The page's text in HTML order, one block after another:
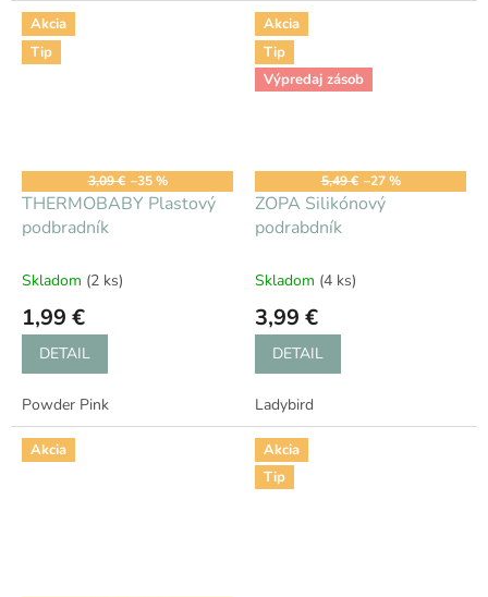
Akcia
Tip
3,09 € –35 %
THERMOBABY Plastový
podbradník
Skladom (2 ks)
1,99 €
DETAIL
Powder Pink
Akcia
Tip
Výpredaj zásob
5,49 € –27 %
ZOPA Silikónový
podrabdník
Skladom (4 ks)
3,99 €
DETAIL
Ladybird
Akcia
Akcia
Tip